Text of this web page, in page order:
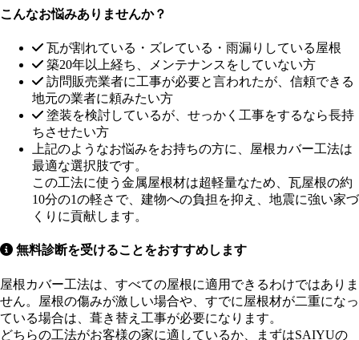
こんなお悩みありませんか？
瓦が割れている・ズレている・雨漏りしている屋根
築20年以上経ち、メンテナンスをしていない方
訪問販売業者に工事が必要と言われたが、信頼できる
地元の業者に頼みたい方
塗装を検討しているが、せっかく工事をするなら長持
ちさせたい方
上記のようなお悩みをお持ちの方に、屋根カバー工法は
最適な選択肢です。
この工法に使う金属屋根材は超軽量なため、瓦屋根の約
10分の1の軽さで、建物への負担を抑え、地震に強い家づ
くりに貢献します。
無料診断を受けることをおすすめします
屋根カバー工法は、すべての屋根に適用できるわけではありま
せん。屋根の傷みが激しい場合や、すでに屋根材が二重になっ
ている場合は、葺き替え工事が必要になります。
どちらの工法がお客様の家に適しているか、まずはSAIYUの